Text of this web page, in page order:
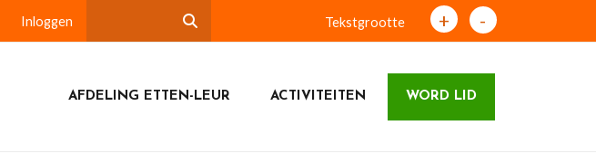
Inloggen Tekstgrootte + -
AFDELING ETTEN-LEUR ACTIVITEITEN WORD LID